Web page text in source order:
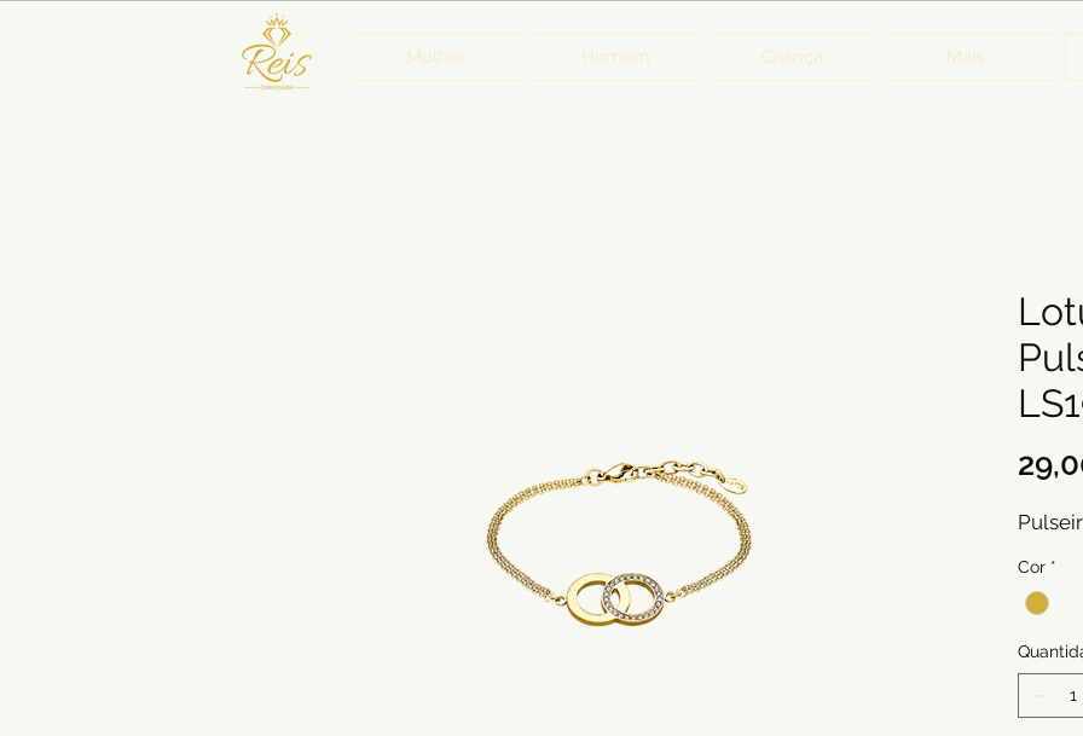
Mulher Homem Criança Mais...
Cor *